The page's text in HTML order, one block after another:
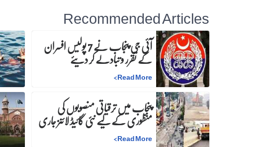
Recommended Articles
آئی جی پنجاب نے 7 پولیس افسرانکے تقرر و تبادلے کر دیئے
Read More
>
پنجاب میں ترقیاتی منصوبوں کی
منظوری کے لیے نئی گائیڈ لائنز جاری
Read More
>